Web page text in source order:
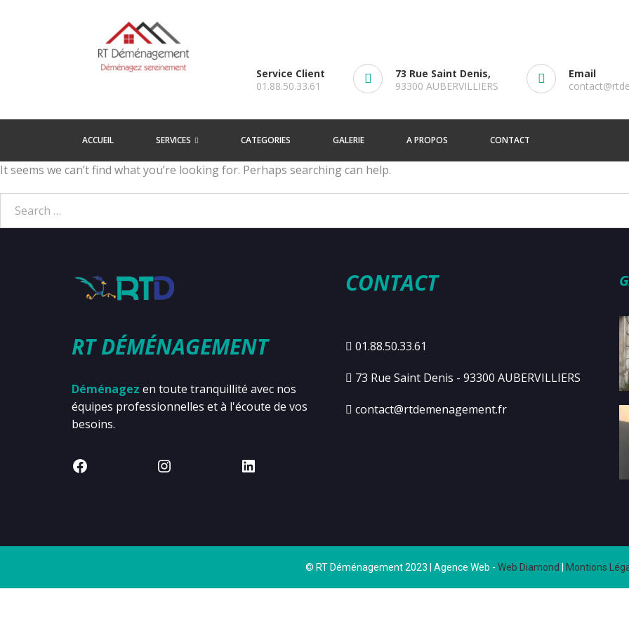
Service Client
01.88.50.33.61
73 Rue Saint Denis,
93300 AUBERVILLIERS
Email
ACCUEIL SERVICES CATEGORIES GALERIE A PROPOS CONTACT
It seems we can’t find what you’re looking for. Perhaps searching can help.
RT DÉMÉNAGEMENT
Déménagez en toute tranquillité avec nos
équipes professionnelles et à l'écoute de vos
besoins.
CONTACT
01.88.50.33.61
73 Rue Saint Denis - 93300 AUBERVILLIERS
contact@rtdemenagement.fr
© RT Déménagement 2023 | Agence Web - Web Diamond Montions